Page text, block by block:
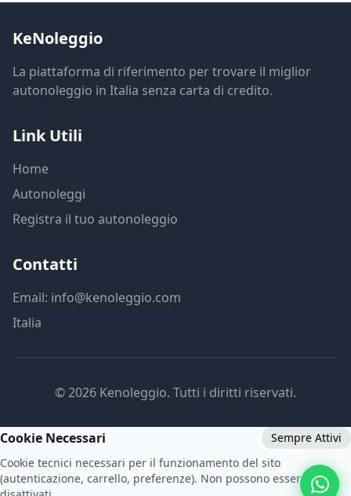
KeNoleggio
La piattaforma di riferimento per trovare il miglior
autonoleggio in Italia senza carta di credito.
Link Utili
Home
Autonoleggi
Registra il tuo autonoleggio
Contatti
Email: info@kenoleggio.com
Italia
© 2026 Kenoleggio. Tutti i diritti riservati.
Cookie Necessari
Sempre Attivi
Cookie tecnici necessari per il funzionamento del sito
(autenticazione, carrello, preferenze). Non possono essere